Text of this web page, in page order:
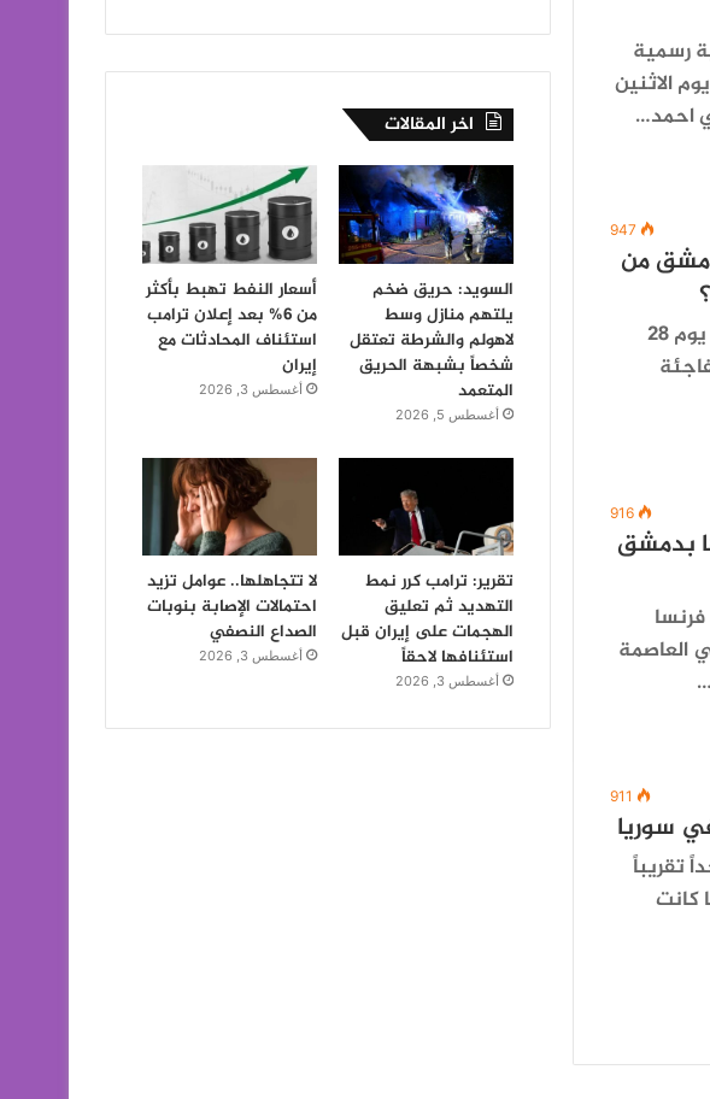
رسمية
الاثنين
947
من
إلتقى أحمد الشرع وفداً روسياً رسمياً يوم 28
916
بدمشق
فرنسا
العاصمة
911
سوريا
تقريباً
كانت
اخر المقالات
السويد: حريق ضخم
يلتهم منازل وسط
لاهولم والشرطة تعتقل
شخصاً بشبهة الحريق
المتعمد
أغسطس 5, 2026
أسعار النفط تهبط بأكثر
من 6% بعد إعلان ترامب
استئناف المحادثات مع
إيران
أغسطس 3, 2026
تقرير: ترامب كرر نمط
التهديد ثم تعليق
الهجمات على إيران قبل
استئنافها لاحقاً
أغسطس 3, 2026
لا تتجاهلها.. عوامل تزيد
احتمالات الإصابة بنوبات
الصداع النصفي
أغسطس 3, 2026